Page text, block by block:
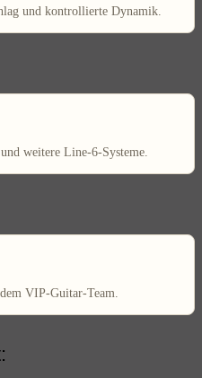
und kontrollierte Dynamik.
weitere Line-6-Systeme.
VIP-Guitar-Team.